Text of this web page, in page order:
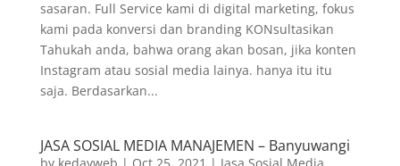
sasaran. Full Service kami di digital marketing, fokus
kami pada konversi dan branding KONsultasikan
Tahukah anda, bahwa orang akan bosan, jika konten
Instagram atau sosial media lainya. hanya itu itu
saja. Berdasarkan...
JASA SOSIAL MEDIA MANAJEMEN – Banyuwangi